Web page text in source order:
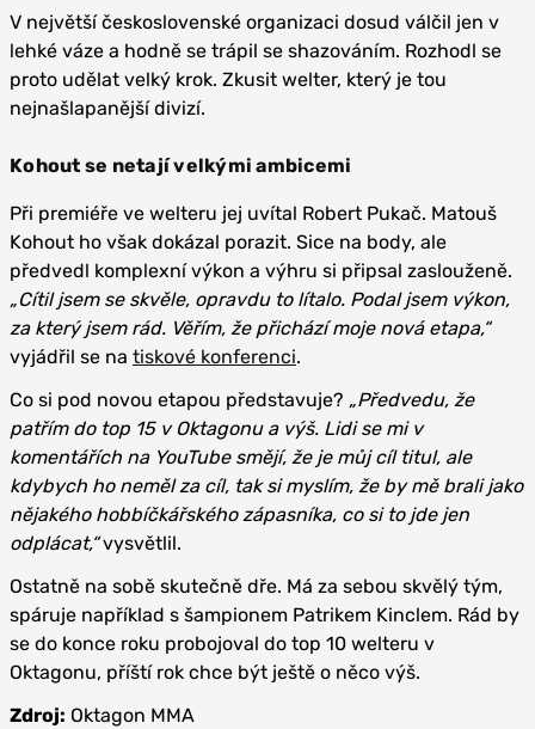
V největší československé organizaci dosud válčil jen v
lehké váze a hodně se trápil se shazováním. Rozhodl se
proto udělat velký krok. Zkusit welter, který je tou
nejnašlapanější divizí.
Kohout se netají velkými ambicemi
Při premiéře ve welteru jej uvítal Robert Pukač. Matouš
Kohout ho však dokázal porazit. Sice na body, ale
předvedl komplexní výkon a výhru si připsal zaslouženě.
„Cítil jsem se skvěle, opravdu to lítalo. Podal jsem výkon,
za který jsem rád. Věřím, že přichází moje nová etapa,“
vyjádřil se na tiskové konferenci.
Co si pod novou etapou představuje? „Předvedu, že
patřím do top 15 v Oktagonu a výš. Lidi se mi v
komentářích na YouTube smějí, že je můj cíl titul, ale
kdybych ho neměl za cíl, tak si myslím, že by mě brali jako
nějakého hobbíčkářského zápasníka, co si to jde jen
odplácat,“vysvětlil.
Ostatně na sobě skutečně dře. Má za sebou skvělý tým,
spáruje například s šampionem Patrikem Kinclem. Rád by
se do konce roku probojoval do top 10 welteru v
Oktagonu, příští rok chce být ještě o něco výš.
Zdroj: Oktagon MMA